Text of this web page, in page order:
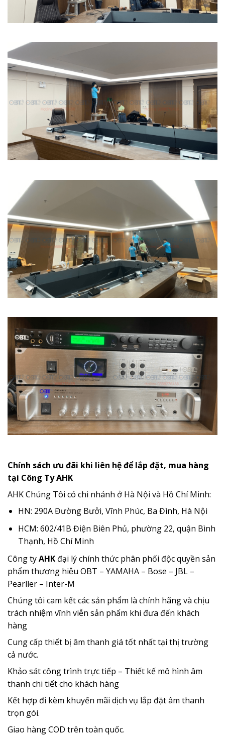
Chính sách ưu đãi khi liên hệ để lắp đặt, mua hàng
tại Công Ty AHK
AHK Chúng Tôi có chi nhánh ở Hà Nội và Hồ Chí Minh:
HN: 290A Đường Bưởi, Vĩnh Phúc, Ba Đình, Hà Nội
HCM: 602/41B Điện Biên Phủ, phường 22, quận Bình
Thạnh, Hồ Chí Minh
Công tyAHK đại lý chính thức phân phối độc quyền sản
phẩm thương hiệu OBT – YAMAHA – Bose – JBL –
Pearller – Inter-M
Chúng tôi cam kết các sản phẩm là chính hãng và chịu
trách nhiệm vĩnh viễn sản phẩm khi đưa đến khách
hàng
Cung cấp thiết bị âm thanh giá tốt nhất tại thị trường
cả nước.
Khảo sát công trình trực tiếp – Thiết kế mô hình âm
thanh chi tiết cho khách hàng
Kết hợp đi kèm khuyến mãi dịch vụ lắp đặt âm thanh
trọn gói.
Giao hàng COD trên toàn quốc.